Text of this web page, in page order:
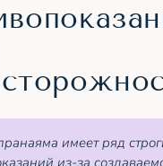
имеет ряд
из-за